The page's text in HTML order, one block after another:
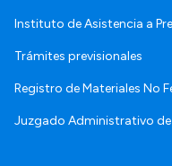
Instituto de Asistencia a
Trámites previsionales
Registro de Materiales No
Juzgado Administrativo